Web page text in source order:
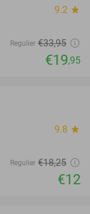
9.2 star
Regulier €33,95
€19,95
9.8 star
Regulier €18,25
€12